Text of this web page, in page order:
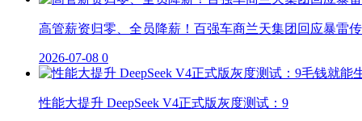
高管薪资归零、全员降薪！百强车商兰天集团回应暴雷
2026-07-08 0
性能大提升 DeepSeek V4正式版灰度测试：9